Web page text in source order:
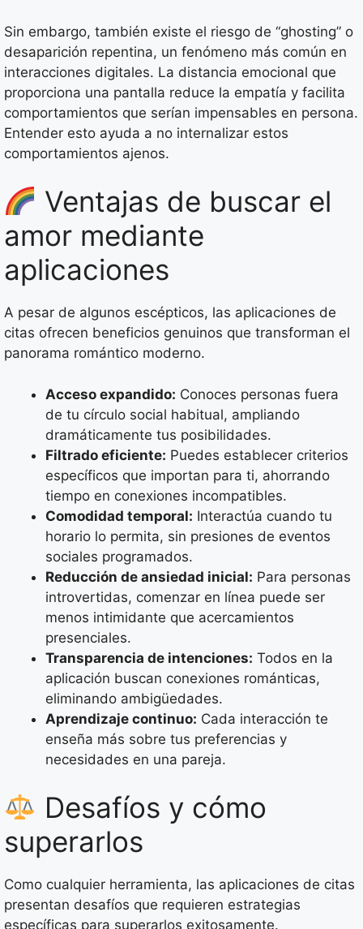
Sin embargo, también existe el riesgo de “ghosting” o
desaparición repentina, un fenómeno más común en
interacciones digitales. La distancia emocional que
proporciona una pantalla reduce la empatía y facilita
comportamientos que serían impensables en persona.
Entender esto ayuda a no internalizar estos
comportamientos ajenos.
Ventajas de buscar el
amor mediante
aplicaciones
A pesar de algunos escépticos, las aplicaciones de
citas ofrecen beneficios genuinos que transforman el
panorama romántico moderno.
Acceso expandido: Conoces personas fuera
de tu círculo social habitual, ampliando
dramáticamente tus posibilidades.
Filtrado eficiente: Puedes establecer criterios
específicos que importan para ti, ahorrando
tiempo en conexiones incompatibles.
Comodidad temporal: Interactúa cuando tu
horario lo permita, sin presiones de eventos
sociales programados.
Reducción de ansiedad inicial: Para personas
introvertidas, comenzar en línea puede ser
menos intimidante que acercamientos
presenciales.
Transparencia de intenciones: Todos en la
aplicación buscan conexiones románticas,
eliminando ambigüedades.
Aprendizaje continuo: Cada interacción te
enseña más sobre tus preferencias y
necesidades en una pareja.
Desafíos y cómo
superarlos
Como cualquier herramienta, las aplicaciones de citas
presentan desafíos que requieren estrategias
específicas para superarlos exitosamente.